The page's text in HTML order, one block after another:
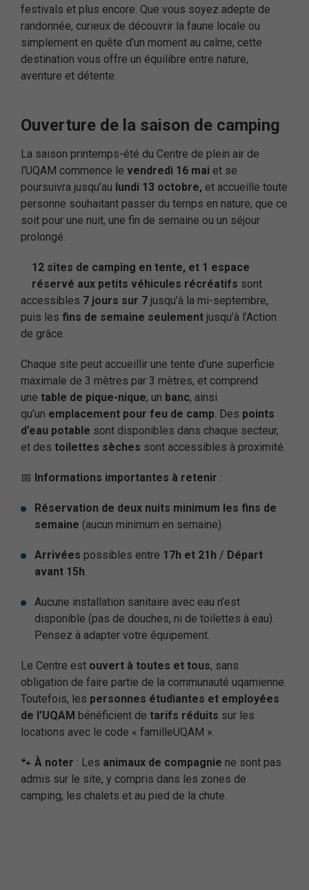
festivals et plus encore. Que vous soyez adepte de
randonnée, curieux de découvrir la faune locale ou
simplement en quête d’un moment au calme, cette
destination vous offre un équilibre entre nature,
aventure et détente.
Ouverture de la saison de camping
La saison printemps-été du Centre de plein air de
l’UQAM commence le vendredi 16 mai et se
poursuivra jusqu’au lundi 13 octobre, et accueille toute
personne souhaitant passer du temps en nature, que ce
soit pour une nuit, une fin de semaine ou un séjour
prolongé.
12 sites de camping en tente, et 1 espace
réservé aux petits véhicules récréatifs sont
accessibles 7 jours sur 7 jusqu’à la mi-septembre,
puis les fins de semaine seulement jusqu’à l’Action
de grâce.
Chaque site peut accueillir une tente d’une superficie
maximale de 3 mètres par 3 mètres, et comprend
une table de pique-nique, un banc, ainsi
qu’un emplacement pour feu de camp. Des points
d’eau potable sont disponibles dans chaque secteur,
et des toilettes sèches sont accessibles à proximité.
📅 Informations importantes à retenir :
Réservation de deux nuits minimum les fins de
semaine (aucun minimum en semaine).
Arrivées possibles entre 17h et 21h / Départ
avant 15h.
Aucune installation sanitaire avec eau n’est
disponible (pas de douches, ni de toilettes à eau).
Pensez à adapter votre équipement.
Le Centre est ouvert à toutes et tous, sans
obligation de faire partie de la communauté uqamienne.
Toutefois, les personnes étudiantes et employées
de l’UQAM bénéficient de tarifs réduits sur les
locations avec le code « familleUQAM ».
🐾 À noter : Les animaux de compagnie ne sont pas
admis sur le site, y compris dans les zones de
camping, les chalets et au pied de la chute.